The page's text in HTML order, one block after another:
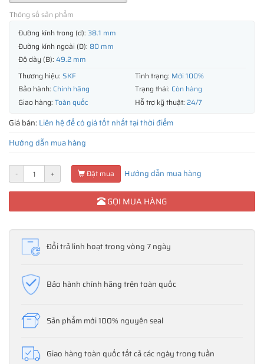
Thông số sản phẩm
Đường kính trong (d): 38.1 mm
Đường kính ngoài (D): 80 mm
Độ dày (B): 49.2 mm
Thương hiệu: SKF Tình trạng: Mới 100%
Bảo hành: Chính hãng Trạng thái: Còn hàng
Giao hàng: Toàn quốc Hỗ trợ kỹ thuật: 24/7
Giá bán: Liên hệ để có giá tốt nhất tại thời điểm
Hướng dẫn mua hàng
- + Đặt mua Hướng dẫn mua hàng
GỌI MUA HÀNG
Đổi trả linh hoạt trong vòng 7 ngày
Bảo hành chính hãng trên toàn quốc
Sản phẩm mới 100% nguyên seal
Giao hàng toàn quốc tất cả các ngày trong tuần